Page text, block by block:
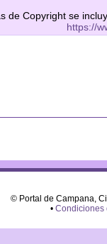
de Copyright se
https://
© Portal de Campana,
• Condiciones